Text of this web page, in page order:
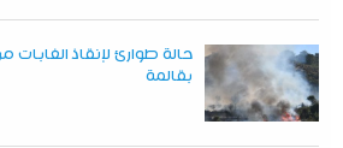
حالة طوارئ لإنقاذ الغابات
بقالمة